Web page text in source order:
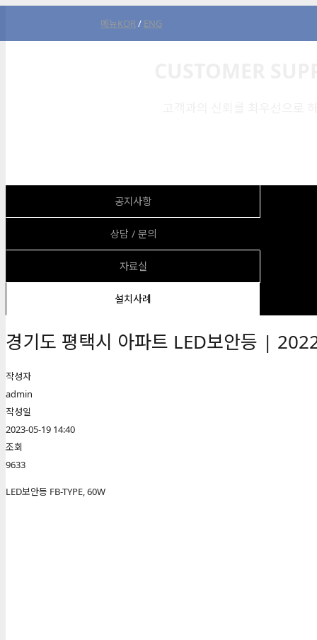
메뉴KOR/ ENG
공지사항
상담 / 문의
자료실
설치사례
경기도 평택시 아파트 LED보안등 |
작성자
admin
작성일
2023-05-19 14:40
조회
9633
LED보안등 FB-TYPE, 60W